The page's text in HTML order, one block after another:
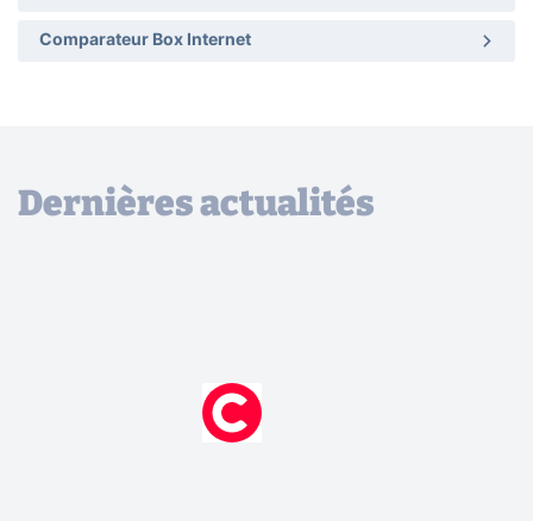
Comparateur Box Internet
Dernières actualités